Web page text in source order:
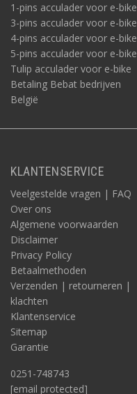
1-pins acculader voor e-bike
3-pins acculader voor e-bike
4-pins acculader voor e-bike
5-pins acculader voor e-bike
Tulip acculader voor e-bike
Betaling Bebat bedrijven
België
KLANTENSERVICE
Veelgestelde vragen | FAQ
Over ons
Algemene voorwaarden
Disclaimer
Privacy Policy
Betaalmethoden
Verzenden | retourneren |
klachten
Klantenservice
Sitemap
Garantie
0251-748743
[email protected]